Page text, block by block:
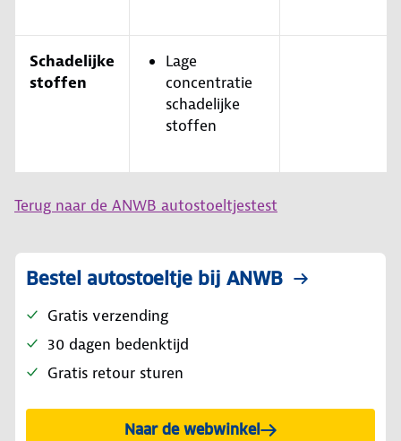
Schadelijke
stoffen
Lage
concentratie
schadelijke
stoffen
Terug naar de ANWB autostoeltjestest
Bestel autostoeltje bij ANWB
Gratis verzending
30 dagen bedenktijd
Gratis retour sturen
Naar de webwinkel